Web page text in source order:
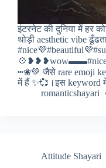
इंटरनेट की दुनिया में हर
थोड़ी aesthetic vibe
┅❀💚 जैसे rare emoji
में हैं ✨💞।इस keyword
romanticshayari
Attitude Shayari